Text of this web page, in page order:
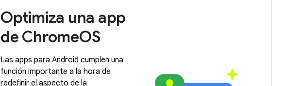
Optimiza una app
de ChromeOS
Las apps para Android cumplen una
función importante a la hora de
redefinir el aspecto de la